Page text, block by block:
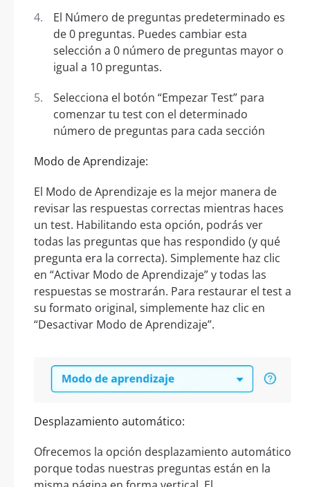
El Número de preguntas predeterminado es
de 0 preguntas. Puedes cambiar esta
selección a 0 número de preguntas mayor o
igual a 10 preguntas.
Selecciona el botón “Empezar Test” para
comenzar tu test con el determinado
número de preguntas para cada sección
Modo de Aprendizaje:
El Modo de Aprendizaje es la mejor manera de
revisar las respuestas correctas mientras haces
un test. Habilitando esta opción, podrás ver
todas las preguntas que has respondido (y qué
pregunta era la correcta). Simplemente haz clic
en “Activar Modo de Aprendizaje” y todas las
respuestas se mostrarán. Para restaurar el test a
su formato original, simplemente haz clic en
“Desactivar Modo de Aprendizaje”.
Desplazamiento automático:
Ofrecemos la opción desplazamiento automático
porque todas nuestras preguntas están en la